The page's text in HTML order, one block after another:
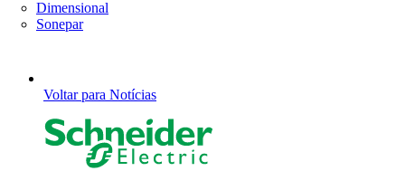
Dimensional
Sonepar
Voltar para Notícias